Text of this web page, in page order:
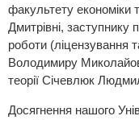
факультету економіки
Дмитрівні, заступнику
роботи (ліцензування
Володимиру
теорії Січевлюк
Досягнення нашого